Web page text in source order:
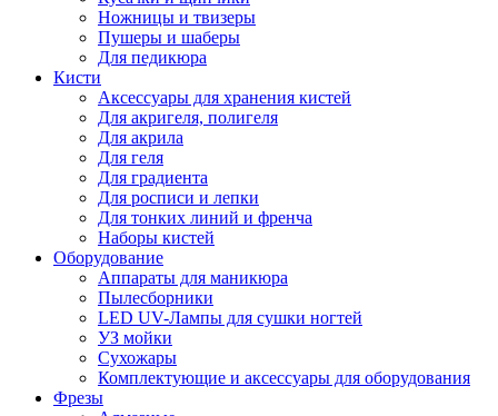
Ножницы и твизеры
Пушеры и шаберы
Для педикюра
Кисти
Аксессуары для хранения кистей
Для акригеля, полигеля
Для акрила
Для геля
Для градиента
Для росписи и лепки
Для тонких линий и френча
Наборы кистей
Оборудование
Аппараты для маникюра
Пылесборники
LED UV-Лампы для сушки ногтей
УЗ мойки
Сухожары
Комплектующие и аксессуары для оборудования
Фрезы